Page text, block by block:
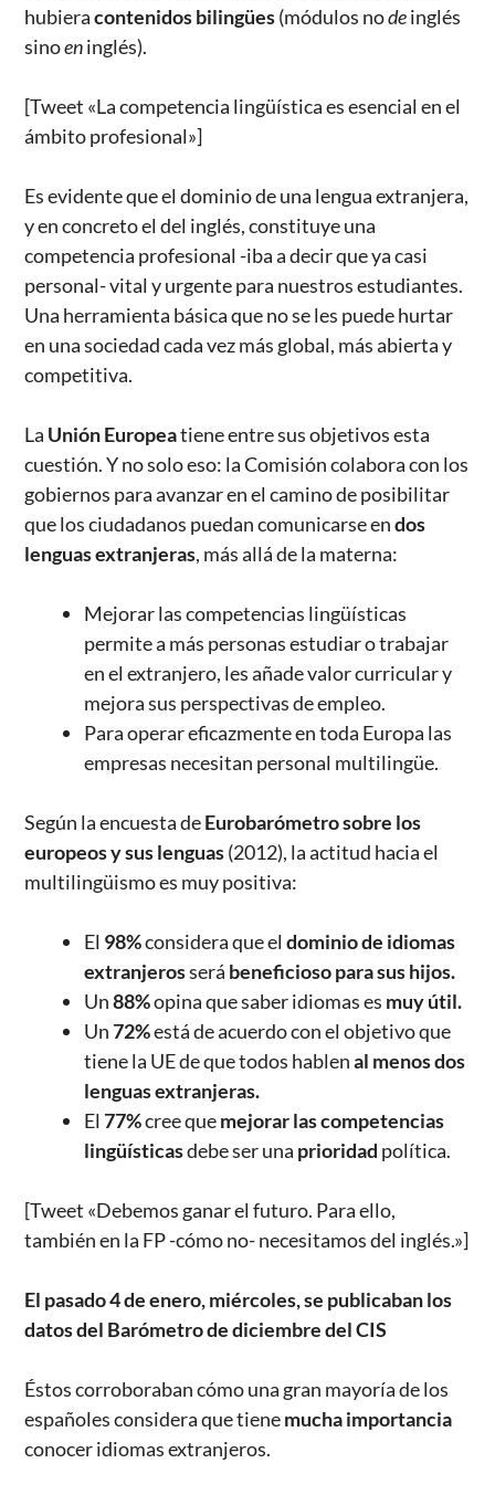
hubieracontenidos bilingües(módulos nodeinglés
sinoeninglés).
[Tweet «La competencia lingüística es esencial en el
ámbito profesional»]
Es evidente que el dominio de una lengua extranjera,
y en concreto el del inglés, constituye una
competencia profesional -iba a decir que ya casi
personal- vital y urgente para nuestros estudiantes.
Una herramienta básica que no se les puede hurtar
en una sociedad cada vez más global, más abierta y
competitiva.
La Unión Europeatiene entre sus objetivos esta
cuestión. Y no solo eso: la Comisión colabora con los
gobiernos para avanzar en el camino de posibilitar
que los ciudadanos puedan comunicarse endos
lenguas extranjeras, más allá de la materna:
Mejorar las competencias lingüísticas
permite a más personas estudiar o trabajar
en el extranjero, les añade valor curricular y
mejora sus perspectivas de empleo.
Para operar eficazmente en toda Europa las
empresas necesitan personal multilingüe.
Según la encuesta deEurobarómetrosobre los
europeos y sus lenguas(2012), la actitud hacia el
multilingüismo es muy positiva:
El 98%considera que eldominio de idiomas
extranjerosserá beneficiosopara sus hijos.
Un88%opina que saber idiomas es muy útil.
Un72%está de acuerdo con el objetivo que
tiene la UE de que todos hablenal menos dos
lenguas extranjeras.
El77%cree quemejorar las competencias
lingüísticasdebe ser una prioridad política.
[Tweet «Debemos ganar el futuro. Para ello,
también en la FP -cómo no- necesitamos del inglés.»]
El pasado 4 de enero, miércoles, se publicaban los
datos del Barómetro de diciembre del CIS
Éstos corroboraban cómo una gran mayoría de los
españoles considera que tienemucha importancia
conocer idiomas extranjeros.